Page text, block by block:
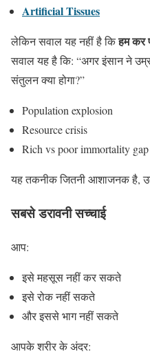
Artificial Tissues
लेकिन सवाल यह नहीं है किहम कर
सवाल यह है कि: “अगर इंसान ने
संतुलन क्या होगा?”
Population explosion
Resource crisis
Rich vs poor immortality gap
यह तकनीक जितनी आशाजनक है,
सबसे डरावनी सच्चाई
आप:
इसे महसूस नहीं कर सकते
इसे रोक नहीं सकते
और इससे भाग नहीं सकते
आपके शरीर के अंदर: